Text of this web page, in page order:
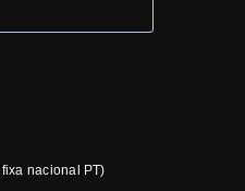
nacional PT)